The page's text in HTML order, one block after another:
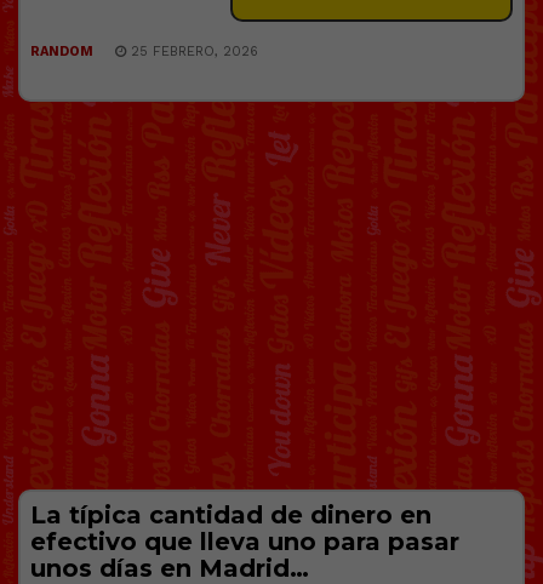
RANDOM 25 FEBRERO, 2026
La típica cantidad de dinero en
efectivo que lleva uno para pasar
unos días en Madrid…